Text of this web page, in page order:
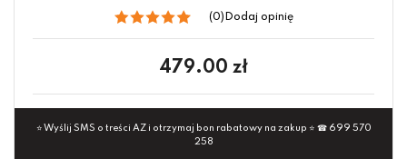
(0) Dodaj opinię
479.00 zł
⭐ Wyślij SMS o treści AZ i otrzymaj bon rabatowy na zakup ⭐ ☎ 699 570
258